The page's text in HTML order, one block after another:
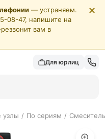
— устраняем.
08-47, напишите на
вам в
✕
Для юрлиц
узлы / По сериям /